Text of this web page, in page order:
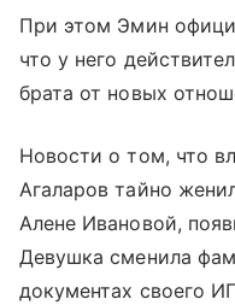
При этом Эмин
что у него
брата от новых
Новости о том, что
Агаларов тайно
Алене Ивановой,
Девушка сменила
документах своего